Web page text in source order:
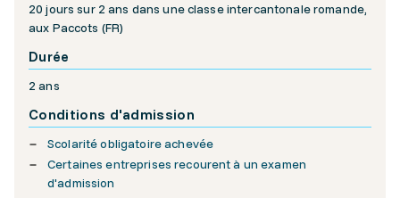
20 jours sur 2 ans dans une classe intercantonale romande,
aux Paccots (FR)
Durée
2 ans
Conditions d'admission
Scolarité obligatoire achevée
Certaines entreprises recourent à un examen
d'admission